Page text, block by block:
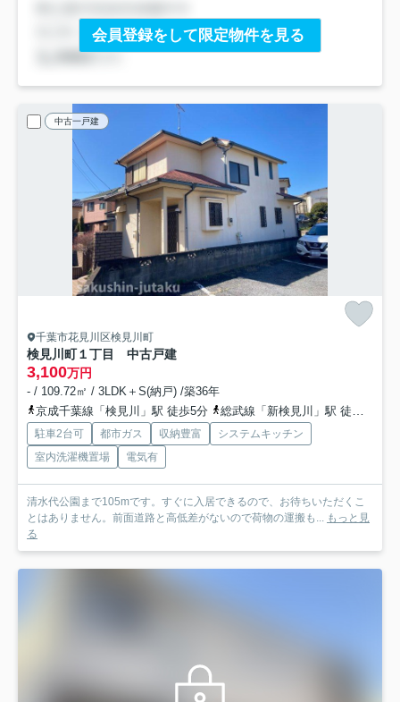
会員登録をして限定物件を見る
中古一戸建
千葉市花見川区検見川町
検見川町１丁目 中古戸建
3,100万円
- / 109.72㎡ / 3LDK＋S(納戸) /築36年
京成千葉線「検見川」駅 徒歩5分
総武線「新検見川」駅 徒歩12分
駐車2台可 都市ガス 収納豊富
システムキッチン
室内洗濯機置場
電気有
清水代公園まで105mです。すぐに入居できるので、お待ちいただくこ
とはありません。前面道路と高低差がないので荷物の運搬も... もっと見
る